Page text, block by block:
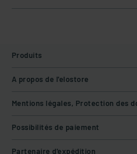
Produits
A propos de l'elostore
Mentions légales, Protection des
Possibilités de paiement
Partenaire d'expédition